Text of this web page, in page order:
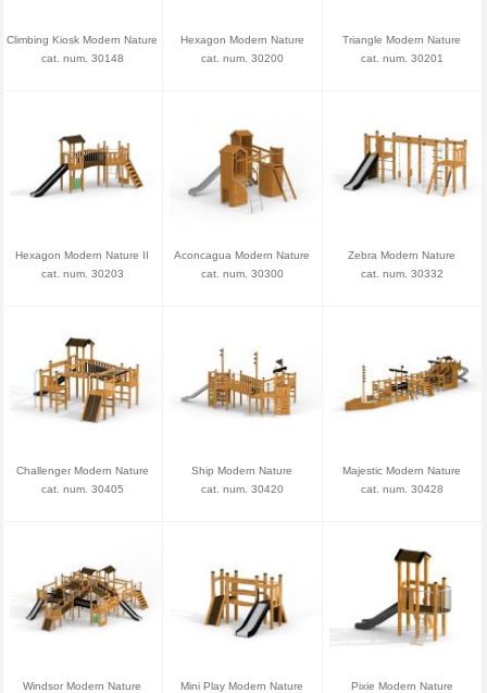
Climbing Kiosk Modern Nature
cat. num. 30148
Hexagon Modern Nature
cat. num. 30200
Triangle Modern Nature
cat. num. 30201
Hexagon Modern Nature II
cat. num. 30203
Aconcagua Modern Nature
cat. num. 30300
Zebra Modern Nature
cat. num. 30332
Challenger Modern Nature
cat. num. 30405
Ship Modern Nature
cat. num. 30420
Majestic Modern Nature
cat. num. 30428
Windsor Modern Nature Mini Play Modern Nature Pixie Modern Nature